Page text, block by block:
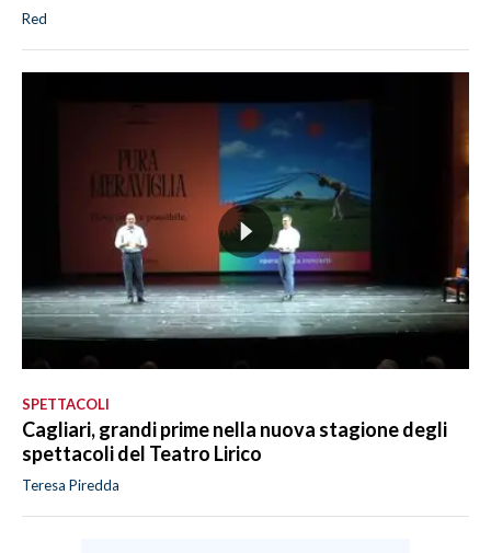
Red
SPETTACOLI
Cagliari, grandi prime nella nuova stagione degli
spettacoli del Teatro Lirico
Teresa Piredda